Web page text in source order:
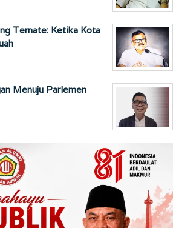
Ternate: Ketika Kota
Menuju Parlemen